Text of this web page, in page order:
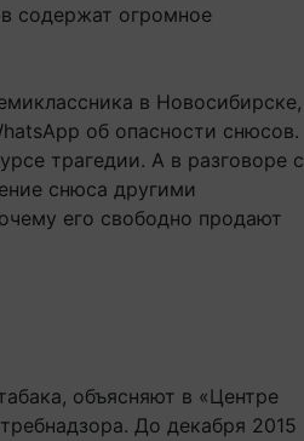
содержат огромное
в Новосибирске,
об опасности снюсов.
трагедии. А в разговоре с
снюса другими
его свободно продают
объясняют в «Центре
До декабря 2015